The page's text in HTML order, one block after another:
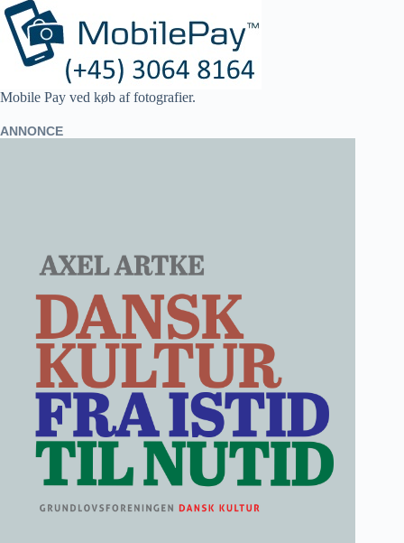
Mobile Pay ved køb af fotografier.
ANNONCE